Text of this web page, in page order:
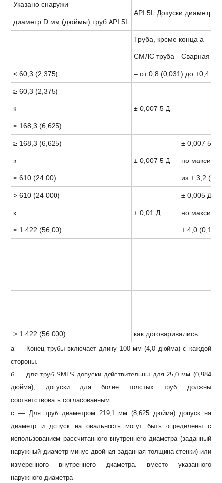
Указано снаружи
API 5L Допуски
диаметр D мм (дюймы) труб API 5L
Труба, кроме конца a
СМЛС труба Сварная
< 60,3 (2,375) – от 0,8 (0,031) до +0,4
≥ 60,3 (2,375)
± 0,007 5 Д
к
≤ 168,3 (6,625)
≥ 168,3 (6,625)
± 0,007 5 Д
± 0,007 5 Д
к но
≤ 610 (24.00) из + 3,2
> 610 (24 000)
± 0,01 Д
± 0,005 Д,
к но
≤ 1 422 (56,00) + 4,0 (0,160)
> 1 422 (56 000) как договаривались
a — Конец трубы включает длину 100 мм (4,0 дюйма) с каждой
стороны.
б — для труб SMLS допуски действительны для 25,0 мм (0,984
дюйма); допуски для более толстых труб должны
соответствовать согласованным.
c — Для труб диаметром 219,1 мм (8,625 дюйма) допуск на
диаметр и допуск на овальность могут быть определены с
использованием рассчитанного внутреннего диаметра (заданный
наружный диаметр минус двойная заданная толщина стенки) или
измеренного внутреннего диаметра. вместо указанного
наружного диаметра